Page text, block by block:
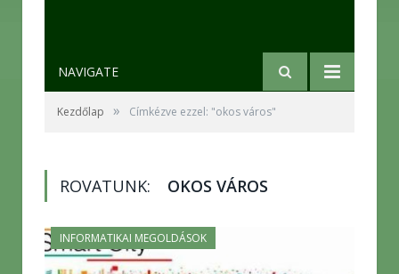
NAVIGATE
Kezdőlap » Címkézve ezzel: "okos város"
ROVATUNK: OKOS VÁROS
INFORMATIKAI MEGOLDÁSOK